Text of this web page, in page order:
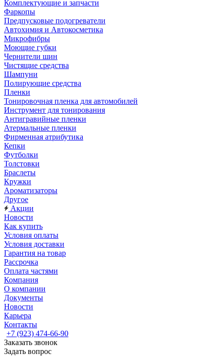
Комплектующие и запчасти
Фаркопы
Предпусковые подогреватели
Автохимия и Автокосметика
Микрофибры
Моющие губки
Чернители шин
Чистящие средства
Шампуни
Полирующие средства
Пленки
Тонировочная пленка для автомобилей
Инструмент для тонирования
Антигравийные пленки
Атермальные пленки
Фирменная атрибутика
Кепки
Футболки
Толстовки
Браслеты
Кружки
Ароматизаторы
Другое
Акции
Новости
Как купить
Условия оплаты
Условия доставки
Гарантия на товар
Рассрочка
Оплата частями
Компания
О компании
Документы
Новости
Карьера
Контакты
+7 (923) 474-66-90
Заказать звонок
Задать вопрос